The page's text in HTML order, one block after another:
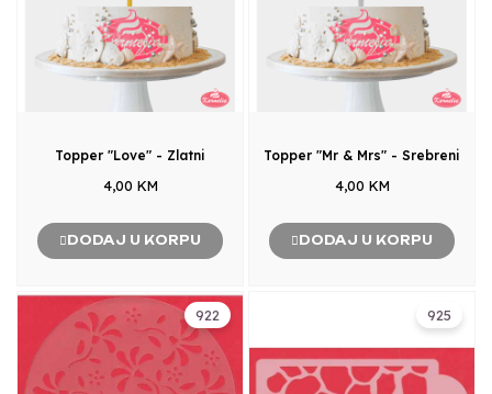
Topper "Love" - Zlatni
4,00 KM
DODAJ U KORPU
Topper "Mr & Mrs" - Srebreni
4,00 KM
DODAJ U KORPU
922 925